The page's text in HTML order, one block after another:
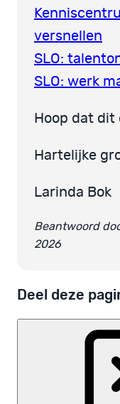
versnellen
SLO:
SLO: werk
Hoop dat dit
Hartelijke
Larinda Bok
Beantwoord
2026
Deel deze